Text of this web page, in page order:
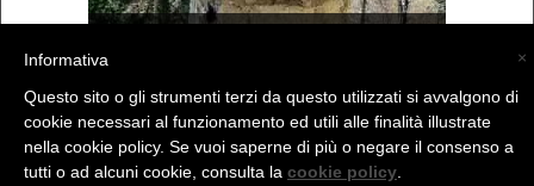
(C) La Valtellina - info@la-valtellina.com -
×
Informativa
Questo sito o gli strumenti terzi da questo utilizzati si avvalgono di
cookie necessari al funzionamento ed utili alle finalità illustrate
nella cookie policy. Se vuoi saperne di più o negare il consenso a
tutti o ad alcuni cookie, consulta la cookie policy